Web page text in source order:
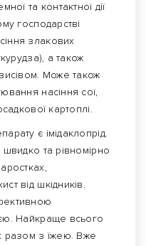
та контактної дії
господарстві
злакових
а також
Може також
насіння сої,
картоплі.
є імідаклопрід.
та рівномірно
від шкідників.
Найкраще всього
разом з їжею. Вже